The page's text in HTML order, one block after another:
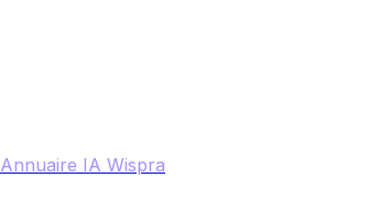
Annuaire IA Wispra